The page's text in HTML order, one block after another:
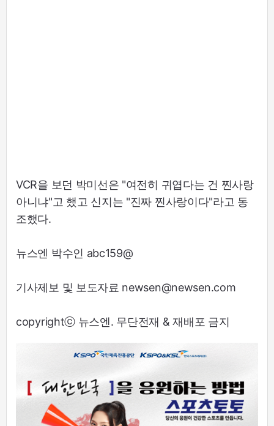
VCR을 보던 박미선은 "여전히 귀엽다는 건 찐사랑
아니냐"고 했고 신지는 "진짜 찐사랑이다"라고 동
조했다.
뉴스엔 박수인 abc159@
기사제보 및 보도자료 newsen@newsen.com
copyrightⓒ 뉴스엔. 무단전재 & 재배포 금지